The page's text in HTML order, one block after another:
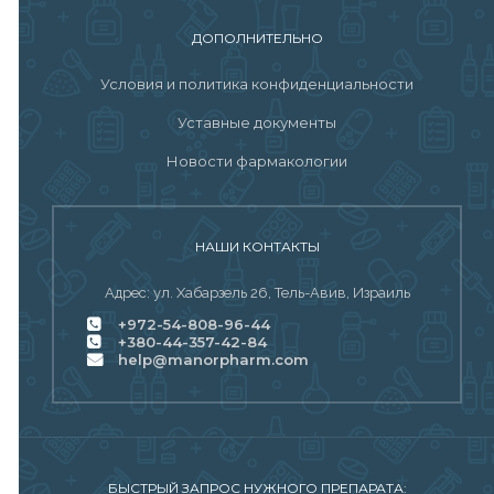
ДОПОЛНИТЕЛЬНО
Условия и политика конфиденциальности
Уставные документы
Новости фармакологии
НАШИ КОНТАКТЫ
Адрес: ул. Хабарзель 26, Тель-Авив, Израиль
+972-54-808-96-44
+380-44-357-42-84
help@manorpharm.com
БЫСТРЫЙ ЗАПРОС НУЖНОГО ПРЕПАРАТА: